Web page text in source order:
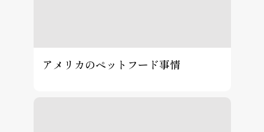
アメリカのペットフード事情